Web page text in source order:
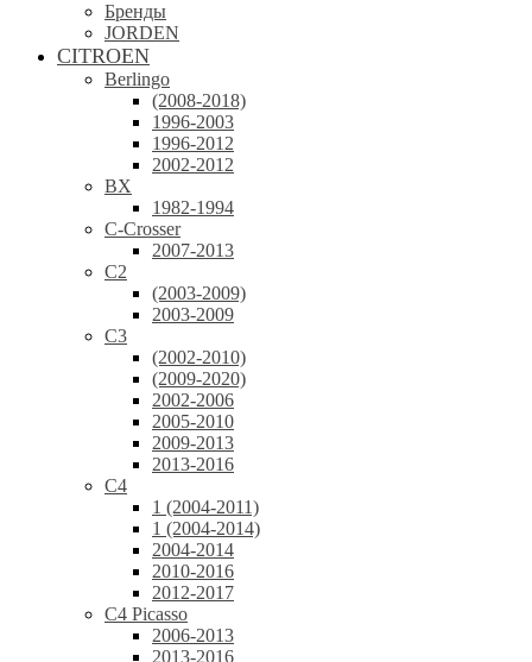
Бренды
JORDEN
CITROEN
Berlingo
(2008-2018)
1996-2003
1996-2012
2002-2012
BX
1982-1994
C-Crosser
2007-2013
C2
(2003-2009)
2003-2009
C3
(2002-2010)
(2009-2020)
2002-2006
2005-2010
2009-2013
2013-2016
C4
1 (2004-2011)
1 (2004-2014)
2004-2014
2010-2016
2012-2017
C4 Picasso
2006-2013
2013-2016